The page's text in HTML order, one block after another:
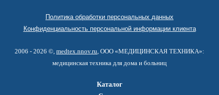
Политика обработки персональных данных
Конфиденциальность персональной информации клиента
2006 - 2026 ©, medtex.nnov.ru , ООО «МЕДИЦИНСКАЯ ТЕХНИКА»:
медицинская техника для дома и больниц
Каталог